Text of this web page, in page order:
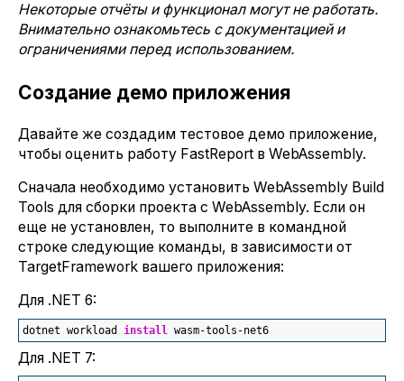
Некоторые отчёты и функционал могут не работать.
Внимательно ознакомьтесь с документацией и
ограничениями перед использованием.
Создание демо приложения
Давайте же создадим тестовое демо приложение,
чтобы оценить работу FastReport в WebAssembly.
Сначала необходимо установить WebAssembly Build
Tools для сборки проекта с WebAssembly. Если он
еще не установлен, то выполните в командной
строке следующие команды, в зависимости от
TargetFramework вашего приложения:
Для .NET 6:
dotnet workload install wasm-tools-net6
Для .NET 7: